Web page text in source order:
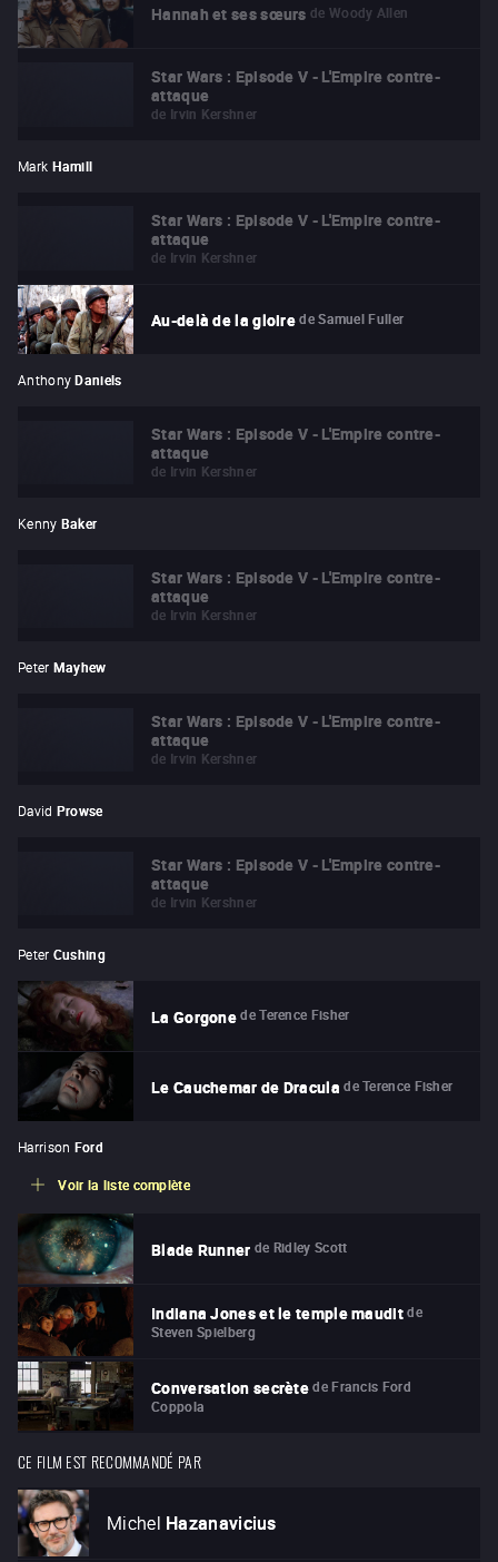
Hannah et ses sœurs de Woody Allen
Star Wars : Episode V - L'Empire contre-
attaque
de Irvin Kershner
Mark Hamill
Star Wars : Episode V - L'Empire contre-
attaque
de Irvin Kershner
Au-delà de la gloire de Samuel Fuller
Anthony Daniels
Star Wars : Episode V - L'Empire contre-
attaque
de Irvin Kershner
Kenny Baker
Star Wars : Episode V - L'Empire contre-
attaque
de Irvin Kershner
Peter Mayhew
Star Wars : Episode V - L'Empire contre-
attaque
de Irvin Kershner
David Prowse
Star Wars : Episode V - L'Empire contre-
attaque
de Irvin Kershner
Peter Cushing
La Gorgone de Terence Fisher
Le Cauchemar de Dracula de Terence Fisher
Harrison Ford
Voir la liste complète
Blade Runner de Ridley Scott
Indiana Jones et le temple maudit de
Steven Spielberg
Conversation secrète de Francis Ford
Coppola
CE FILM EST RECOMMANDÉ PAR
Michel Hazanavicius